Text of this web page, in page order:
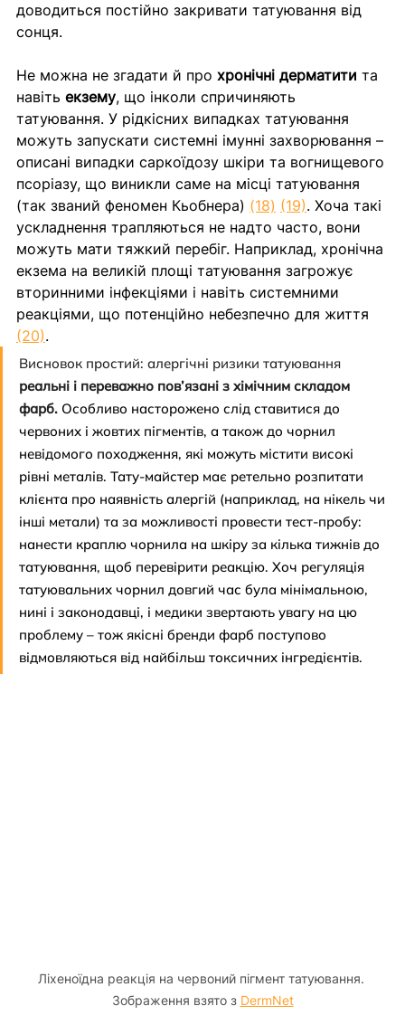
доводиться постійно закривати татуювання від
сонця.
Не можна не згадати й про хронічні дерматити та
навіть екзему, що інколи спричиняють
татуювання. У рідкісних випадках татуювання
можуть запускати системні імунні захворювання –
описані випадки саркоїдозу шкіри та вогнищевого
псоріазу, що виникли саме на місці татуювання
(так званий феномен Кьобнера) (18) (19). Хоча такі
ускладнення трапляються не надто часто, вони
можуть мати тяжкий перебіг. Наприклад, хронічна
екзема на великій площі татуювання загрожує
вторинними інфекціями і навіть системними
реакціями, що потенційно небезпечно для життя
(20).
Висновок простий: алергічні ризики татуювання
реальні і переважно пов’язані з хімічним складом
фарб. Особливо насторожено слід ставитися до
червоних і жовтих пігментів, а також до чорнил
невідомого походження, які можуть містити високі
рівні металів. Тату-майстер має ретельно розпитати
клієнта про наявність алергій (наприклад, на нікель чи
інші метали) та за можливості провести тест-пробу:
нанести краплю чорнила на шкіру за кілька тижнів до
татуювання, щоб перевірити реакцію. Хоч регуляція
татуювальних чорнил довгий час була мінімальною,
нині і законодавці, і медики звертають увагу на цю
проблему – тож якісні бренди фарб поступово
відмовляються від найбільш токсичних інгредієнтів.
Ліхеноїдна реакція на червоний пігмент татуювання.
Зображення взято з DermNet